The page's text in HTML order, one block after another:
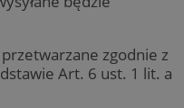
zgodnie z
Art. 6 ust. 1 lit. a